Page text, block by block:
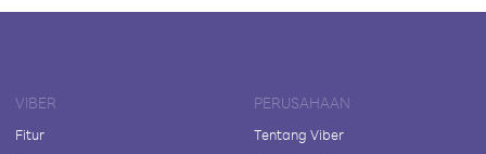
VIBER
Fitur
PERUSAHAAN
Tentang Viber